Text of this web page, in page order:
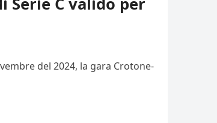
del 2024, la gara Crotone-